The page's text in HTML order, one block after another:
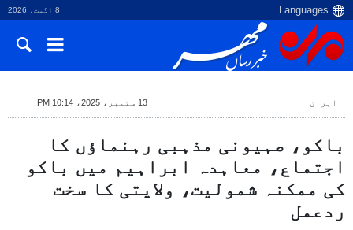
8 اگست، 2026
ایران 13 ستمبر، 2025، 10:14 PM
باکو، صہیونی مذہبی رہنماؤں کا
اجتماع، معاہدہ ابراہیم میں باکو
کی ممکنہ شمولیت، ولایتی کا سخت
ردعمل